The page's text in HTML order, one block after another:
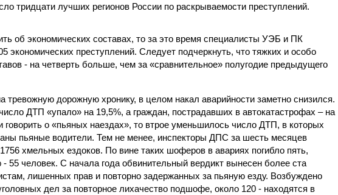
тридцати лучших регионов России по раскрываемости преступлений.
об экономических составах, то за это время специалисты УЭБ и ПК
экономических преступлений. Следует подчеркнуть, что тяжких и особо
- на четверть больше, чем за «сравнительное» полугодие предыдущего
тревожную дорожную хронику, в целом накал аварийности заметно снизился.
ДТП «упало» на 19,5%, а граждан, пострадавших в автокатастрофах – на
говорить о «пьяных наездах», то втрое уменьшилось число ДТП, в которых
пьяные водители. Тем не менее, инспекторы ДПС за шесть месяцев
хмельных ездоков. По вине таких шоферов в авариях погибло пять,
- 55 человек. С начала года обвинительный вердикт вынесен более ста
лишенных прав и повторно задержанных за пьяную езду. Возбуждено
дел за повторное лихачество подшофе, около 120 - находятся в